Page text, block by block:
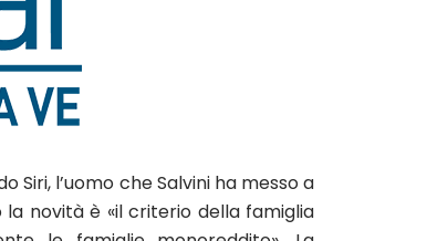
Siri, l’uomo che Salvini ha messo a
la novità è «il criterio della famiglia